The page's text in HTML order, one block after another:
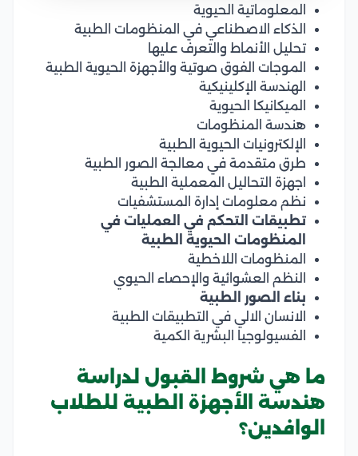
المعلوماتية الحيوية
الذكاء الاصطناعي في المنظومات الطبية
تحليل الأنماط والتعرف عليها
الموجات الفوق صوتية والأجهزة الحيوية الطبية
الهندسة الإكلينيكية
الميكانيكا الحيوية
هندسة المنظومات
الإلكترونيات الحيوية الطبية
طرق متقدمة في معالجة الصور الطبية
اجهزة التحاليل المعملية الطبية
نظم معلومات إدارة المستشفيات
تطبيقات التحكم في العمليات في
المنظومات الحيوية الطبية
المنظومات اللاخطية
النظم العشوائية والإحصاء الحيوي
بناء الصور الطبية
الانسان الالي في التطبيقات الطبية
الفسيولوجيا البشرية الكمية
ما هي شروط القبول لدراسة
هندسة الأجهزة الطبية للطلاب
الوافدين؟